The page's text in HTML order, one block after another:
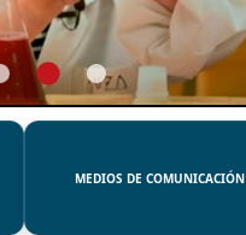
MEDIOS DE COMUNICACIÓN